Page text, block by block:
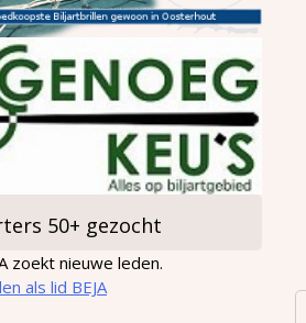
50+ gezocht
zoekt nieuwe leden.
als lid BEJA